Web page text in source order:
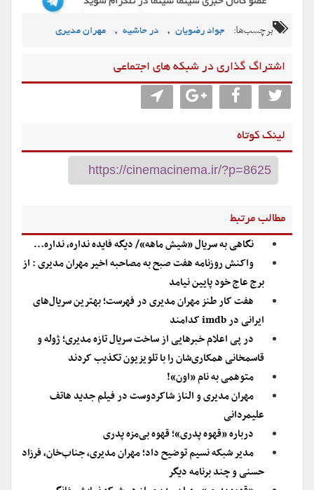
برچسب‌ها: جواد رضویان , در حاشیه , مهران مدیری
اشتراگ گذاری در شبکه های اجتماعی
لینک کوتاه
مطالب مرتبط
نگاهی به سریال «شیش ماهه»/ دیگه فایده نداره، نداره…
واکنش روزنامه هفت صبح به مصاحبه اخیر مهران مدیری : از
برج عاج خود پایین نیامد
هفت کار طنز مهران مدیری در فهرست؛ بهترین سریال‌های
ایرانی در imdb کدامند
در پی اعلام خبرهایی از ساخت سریال تازه مدیری؛ ژوله و
قاسمخانی همکاری‌شان را با تلویزیون تکذیب کردند
متوهمی به نام «اون»!
مهران مدیری و الناز شاکردوست در فیلم جدید هاتف
علیمردانی
درباره «قهوه پدری»؛ قهوه بی‌مزه پدری
مدیر شبکه نسیم توضیح داد؛ مهران مدیری، جناب‌خان، فرزاد
حسنی و چند برنامه دیگر